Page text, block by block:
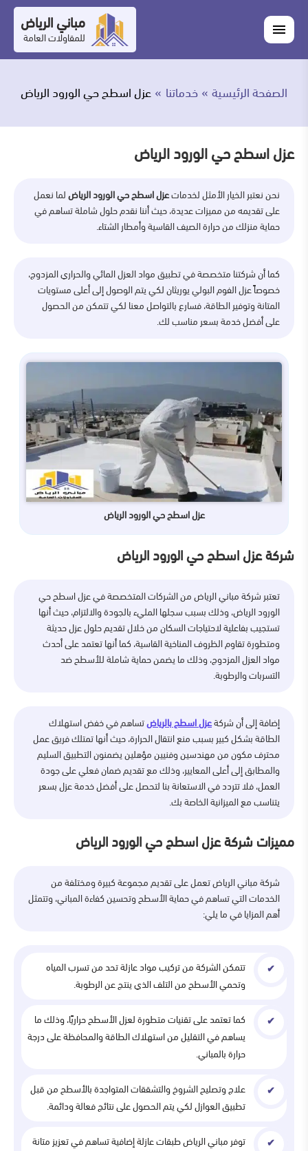
إلى
المحتوى
القائمة
مباني الرياض
للمقاولات العامة
اغلاق
القائمة
نحن
أعمالنا
المدونة
اتصل
الصفحة الرئيسية خدماتنا عزل اسطح حي الورود الرياض
عزل اسطح حي الورود الرياض
نحن نعتبر الخيار الأمثل لخدماتعزل اسطح حي الورود الرياضلما نعمل
على تقديمه من مميزات عديدة، حيث أننا نقدم حلول شاملة تساهم في
حماية منزلك من حرارة الصيف القاسية وأمطار الشتاء.
كما أن شركتنا متخصصة في تطبيق مواد العزل المائي والحراري المزدوج،
خصوصاً عزل الفوم البولي يوريثان لكي يتم الوصول إلى أعلى مستويات
المتانة وتوفير الطاقة، فسارع بالتواصل معنا لكي تتمكن من الحصول
على أفضل خدمة بسعر مناسب لك.
عزل اسطح حي الورود الرياض
شركة عزل اسطح حي الورود الرياض
تعتبر شركة مباني الرياض من الشركات المتخصصة في عزل اسطح حي
الورود الرياض، وذلك بسبب سجلها المليء بالجودة والالتزام، حيث أنها
تستجيب بفاعلية لاحتياجات السكان من خلال تقديم حلول عزل حديثة
ومتطورة تقاوم الظروف المناخية القاسية، كما أنها تعتمد على أحدث
مواد العزل المزدوج، وذلك ما يضمن حماية شاملة للأسطح ضد
التسربات والرطوبة.
إضافة إلى أن شركةعزل اسطح بالرياضتساهم في خفض استهلاك
الطاقة بشكل كبير بسبب منع انتقال الحرارة، حيث أنها تمتلك فريق عمل
محترف مكون من مهندسين وفنيين مؤهلين يضمنون التطبيق السليم
والمطابق إلى أعلى المعايير، وذلك مع تقديم ضمان فعلي على جودة
العمل، فلا تتردد في الاستعانة بنا لتحصل على أفضل خدمة عزل بسعر
يتناسب مع الميزانية الخاصة بك.
مميزات شركة عزل اسطح حي الورود الرياض
شركة مباني الرياض تعمل على تقديم مجموعة كبيرة ومختلفة من
الخدمات التي تساهم في حماية الأسطح وتحسين كفاءة المباني، وتتمثل
أهم المزايا في ما يلي:
تتمكن الشركة من تركيب مواد عازلة تحد من تسرب المياه
وتحمي الأسطح من التلف الذي ينتج عن الرطوبة.
كما تعتمد على تقنيات متطورة لعزل الأسطح حراريًا، وذلك ما
يساهم في التقليل من استهلاك الطاقة والمحافظة على درجة
حرارة بالمباني.
علاج وتصليح الشروخ والتشققات المتواجدة بالأسطح من قبل
تطبيق العوازل لكي يتم الحصول على نتائج فعالة ودائمة.
توفر مباني الرياض طبقات عازلة إضافية تساهم في تعزيز متانة